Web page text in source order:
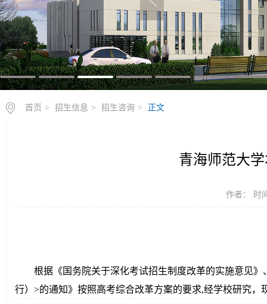
首页 > 招生信息 > 招生咨询 > 正文
青海师范大
作者： 时
根据《国务院关于深化考试招生制度改革的实施意见》
行）>的通知》按照高考综合改革方案的要求,经学校研究